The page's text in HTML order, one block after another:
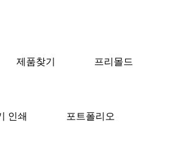
제품찾기 프리몰드
인쇄 포트폴리오
품찾기